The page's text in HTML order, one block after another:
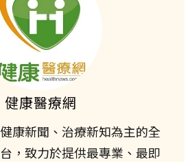
健康醫療網
康新聞、治療新知為主的全
，致力於提供最專業、最即